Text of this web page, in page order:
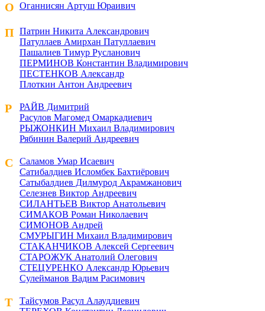
О Оганнисян Артуш Юраивич
П Патрин Никита Александрович
Патуллаев Амирхан Патуллаевич
Пашалиев Тимур Русланович
ПЕРМИНОВ Константин Владимирович
ПЕСТЕНКОВ Александр
Плоткин Антон Андреевич
Р
РАЙВ Димитрий
Расулов Магомед Омаркадиевич
РЫЖОНКИН Михаил Владимирович
Рябинин Валерий Андреевич
С
Саламов Умар Исаевич
Сатибалдиев Исломбек Бахтиёрович
Сатыбалдиев Дилмурод Акрамжанович
Селезнев Виктор Андреевич
СИЛАНТЬЕВ Виктор Анатольевич
СИМАКОВ Роман Николаевич
СИМОНОВ Андрей
СМУРЫГИН Михаил Владимирович
СТАКАНЧИКОВ Алексей Сергеевич
СТАРОЖУК Анатолий Олегович
СТЕЦУРЕНКО Александр Юрьевич
Сулейманов Вадим Расимович
Т
Тайсумов Расул Алауддиевич